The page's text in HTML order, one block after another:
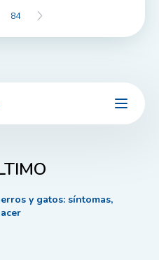
84
y gatos: síntomas,